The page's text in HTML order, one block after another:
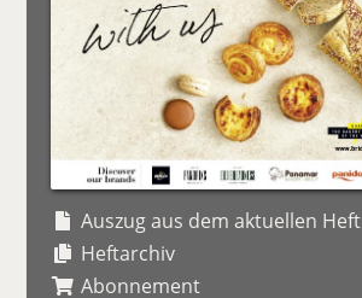
Auszug aus dem aktuellen Heft
Heftarchiv
Abonnement